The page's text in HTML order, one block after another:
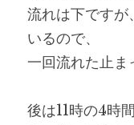
流れは下ですが
いるので、
一回流れた止ま
後は11時の4時